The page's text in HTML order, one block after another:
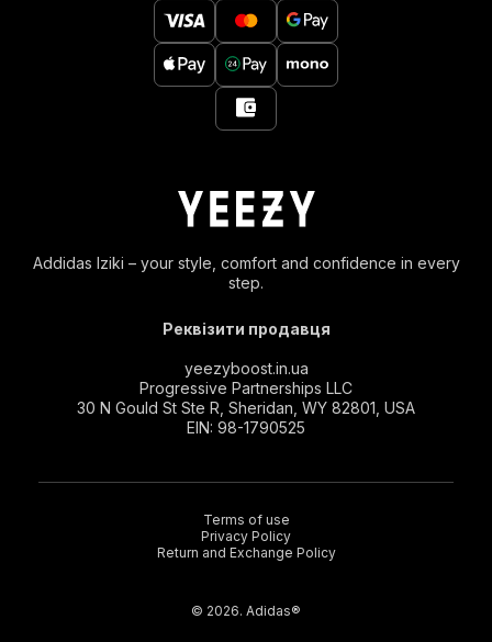
Addidas Iziki – your style, comfort and confidence in every
step.
Реквізити продавця
yeezyboost.in.ua
Progressive Partnerships LLC
30 N Gould St Ste R, Sheridan, WY 82801, USA
EIN: 98-1790525
© 2026. Adidas®
Terms of use
Privacy Policy
Return and Exchange Policy